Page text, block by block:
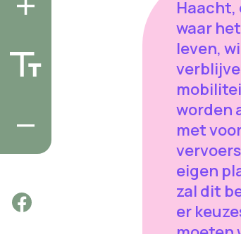
Haacht,
waar
leven,
worden
met
eigen
zal dit
er